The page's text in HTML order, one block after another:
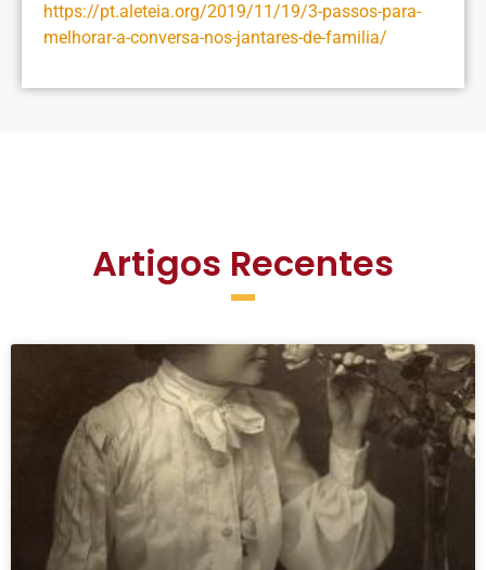
https://pt.aleteia.org/2019/11/19/3-passos-para-
melhorar-a-conversa-nos-jantares-de-familia/
Artigos Recentes